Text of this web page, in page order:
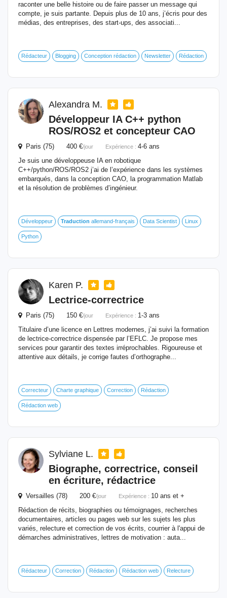
raconter une belle histoire ou de faire passer un message qui
compte, je suis partante. Depuis plus de 10 ans, j’écris pour des
médias, des entreprises, des start-ups, des associati...
Rédacteur Blogging Conception rédaction Newsletter Rédaction
Alexandra M.
Développeur IA C++ python
ROS/ROS2 et concepteur CAO
Paris (75) 400 €/jour Expérience : 4-6 ans
Je suis une développeuse IA en robotique
C++/python/ROS/ROS2 j’ai de l’expérience dans les systèmes
embarqués, dans la conception CAO, la programmation Matlab
et la résolution de problèmes d’ingénieur.
Développeur Traduction allemand-français Data Scientist Linux
Python
Karen P.
Lectrice-correctrice
Paris (75) 150 €/jour Expérience : 1-3 ans
Titulaire d’une licence en Lettres modernes, j’ai suivi la formation
de lectrice-correctrice dispensée par l’EFLC. Je propose mes
services pour garantir des textes irréprochables. Rigoureuse et
attentive aux détails, je corrige fautes d’orthographe...
Correcteur Charte graphique Correction Rédaction
Rédaction web
Sylviane L.
Biographe, correctrice, conseil
en écriture, rédactrice
Versailles (78) 200 €/jour Expérience : 10 ans et +
Rédaction de récits, biographies ou témoignages, recherches
documentaires, articles ou pages web sur les sujets les plus
variés, relecture et correction de vos écrits, courrier à l'appui de
démarches administratives, lettres de motivation : auta...
Rédacteur Correction Rédaction Rédaction web Relecture